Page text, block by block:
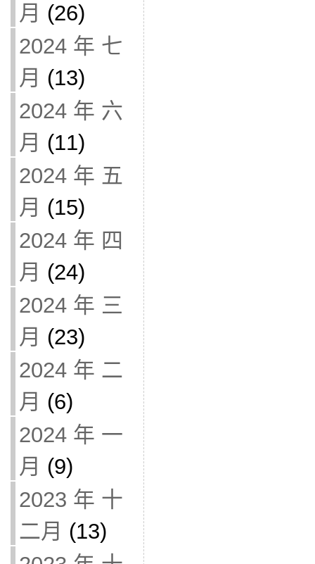
月 (26)
2024 年 七
月 (13)
2024 年 六
月 (11)
2024 年 五
月 (15)
2024 年 四
月 (24)
2024 年 三
月 (23)
2024 年 二
月 (6)
2024 年 一
月 (9)
2023 年 十
二月 (13)